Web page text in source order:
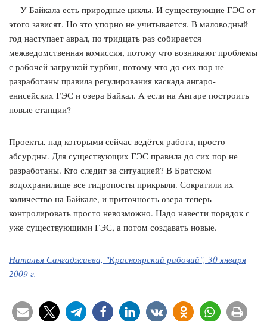
— У Байкала есть природные циклы. И существующие ГЭС от
этого зависят. Но это упорно не учитывается. В маловодный
год наступает аврал, по тридцать раз собирается
межведомственная комиссия, потому что возникают проблемы
с рабочей загрузкой турбин, потому что до сих пор не
разработаны правила регулирования каскада ангаро-
енисейских ГЭС и озера Байкал. А если на Ангаре построить
новые станции?
Проекты, над которыми сейчас ведётся работа, просто
абсурдны. Для существующих ГЭС правила до сих пор не
разработаны. Кто следит за ситуацией? В Братском
водохранилище все гидропосты прикрыли. Сократили их
количество на Байкале, и приточность озера теперь
контролировать просто невозможно. Надо навести порядок с
уже существующими ГЭС, а потом создавать новые.
Наталья Сангаджиева, "Красноярский рабочий", 30 января
2009 г.